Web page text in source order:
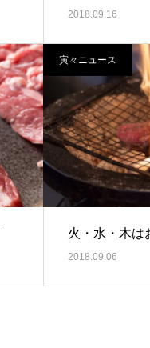
2018.09.16
寅々ニュース
火・水・木は
2018.09.06